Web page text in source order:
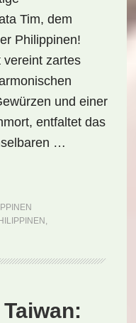
Tim, dem
Philippinen!
vereint zartes
und einer
entfaltet das
…
,